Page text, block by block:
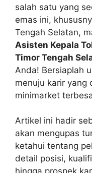
salah satu yang
emas ini,
Tengah Selatan,
Asisten Kepala
Timor Tengah
Anda! Bersiaplah
menuju karir yang
minimarket
Artikel ini hadir
akan mengupas
ketahui tentang
detail posisi,